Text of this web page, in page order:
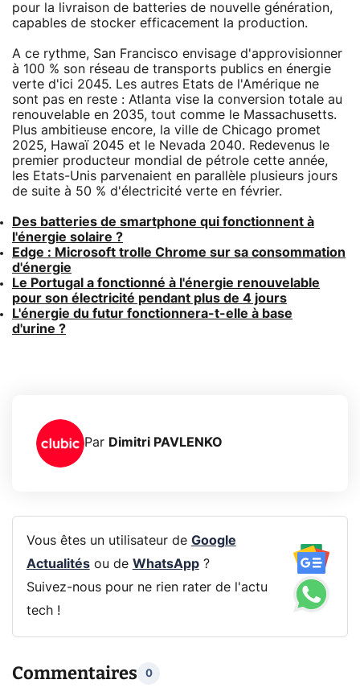
pour la livraison de batteries de nouvelle génération,
capables de stocker efficacement la production.
A ce rythme, San Francisco envisage d'approvisionner
à 100 % son réseau de transports publics en énergie
verte d'ici 2045. Les autres Etats de l'Amérique ne
sont pas en reste : Atlanta vise la conversion totale au
renouvelable en 2035, tout comme le Massachusetts.
Plus ambitieuse encore, la ville de Chicago promet
2025, Hawaï 2045 et le Nevada 2040. Redevenus le
premier producteur mondial de pétrole cette année,
les Etats-Unis parvenaient en parallèle plusieurs jours
de suite à 50 % d'électricité verte en février.
Des batteries de smartphone qui fonctionnent à
l'énergie solaire ?
Edge : Microsoft trolle Chrome sur sa consommation
d'énergie
Le Portugal a fonctionné à l'énergie renouvelable
pour son électricité pendant plus de 4 jours
L'énergie du futur fonctionnera-t-elle à base
d'urine ?
Par Dimitri PAVLENKO
Vous êtes un utilisateur de Google
Actualitésou de WhatsApp?
Suivez-nous pour ne rien rater de l'actu
tech !
Commentaires 0